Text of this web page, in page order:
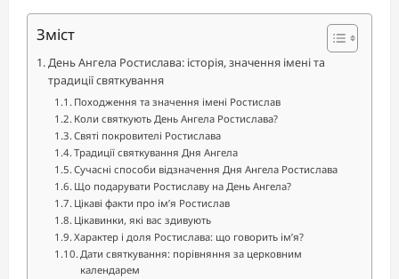
Зміст
День Ангела Ростислава: історія, значення імені та
традиції святкування
Походження та значення імені Ростислав
Коли святкують День Ангела Ростислава?
Святі покровителі Ростислава
Традиції святкування Дня Ангела
Сучасні способи відзначення Дня Ангела Ростислава
Що подарувати Ростиславу на День Ангела?
Цікаві факти про ім’я Ростислав
Цікавинки, які вас здивують
Характер і доля Ростислава: що говорить ім’я?
Дати святкування: порівняння за церковним
календарем